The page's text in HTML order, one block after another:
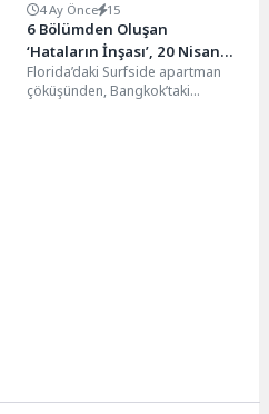
4 Ay Önce 15
6 Bölümden Oluşan
‘Hataların İnşası’, 20 Nisan
Pazartesi 21.00’de National
Geographic Ekranlarında
Florida’daki Surfside apartman
çöküşünden, Bangkok’taki